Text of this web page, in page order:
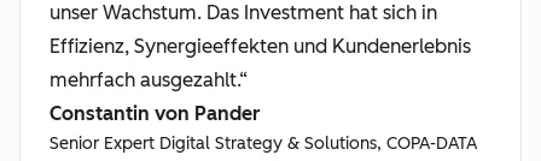
unser Wachstum. Das Investment hat sich in
Effizienz, Synergieeffekten und Kundenerlebnis
mehrfach ausgezahlt.“
Constantin von Pander
Senior Expert Digital Strategy & Solutions, COPA-DATA